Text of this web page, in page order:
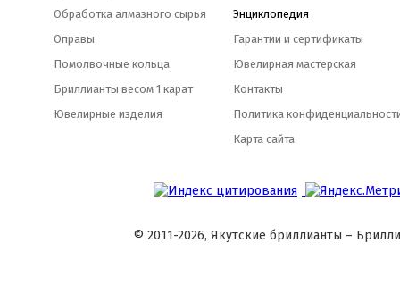
Обработка алмазного сырья
Оправы
Помолвочные кольца
Бриллианты весом 1 карат
Ювелирные изделия
Энциклопедия
Гарантии и сертификаты
Ювелирная мастерская
Контакты
Политика
Карта сайта
© 2011-2026, Якутские бриллианты –